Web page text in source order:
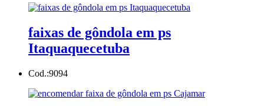
faixas de gôndola em ps
Itaquaquecetuba
Cod.:9094